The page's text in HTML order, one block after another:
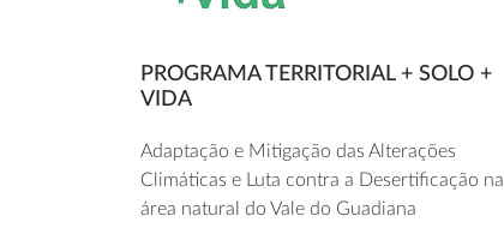
PROGRAMA TERRITORIAL + SOLO +
VIDA
Adaptação e Mitigação das Alterações
Climáticas e Luta contra a Desertificação na
área natural do Vale do Guadiana